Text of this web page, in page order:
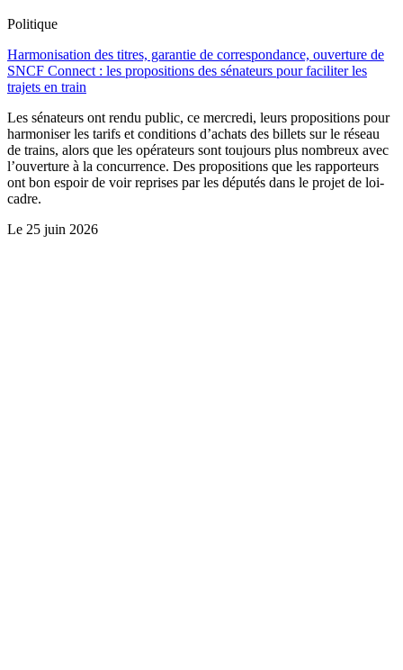
Politique
Harmonisation des titres, garantie de correspondance, ouverture de
SNCF Connect : les propositions des sénateurs pour faciliter les
trajets en train
Les sénateurs ont rendu public, ce mercredi, leurs propositions pour
harmoniser les tarifs et conditions d’achats des billets sur le réseau
de trains, alors que les opérateurs sont toujours plus nombreux avec
l’ouverture à la concurrence. Des propositions que les rapporteurs
ont bon espoir de voir reprises par les députés dans le projet de loi-
cadre.
Le 25 juin 2026